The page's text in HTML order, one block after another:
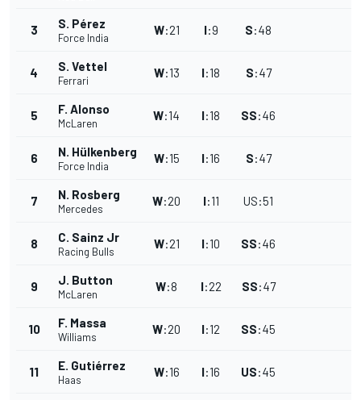
3 S. Pérez
Force India
W:21 I:9 S:48
4 S. Vettel
Ferrari
W:13 I:18 S:47
5 F. Alonso
McLaren
W:14 I:18 SS:46
6 N. Hülkenberg
Force India
W:15 I:16 S:47
7 N. Rosberg
Mercedes
W:20 I:11 US:51
8 C. Sainz Jr
Racing Bulls
W:21 I:10 SS:46
9 J. Button
McLaren
W:8 I:22 SS:47
10 F. Massa
Williams
W:20 I:12 SS:45
11 E. Gutiérrez
Haas
W:16 I:16 US:45